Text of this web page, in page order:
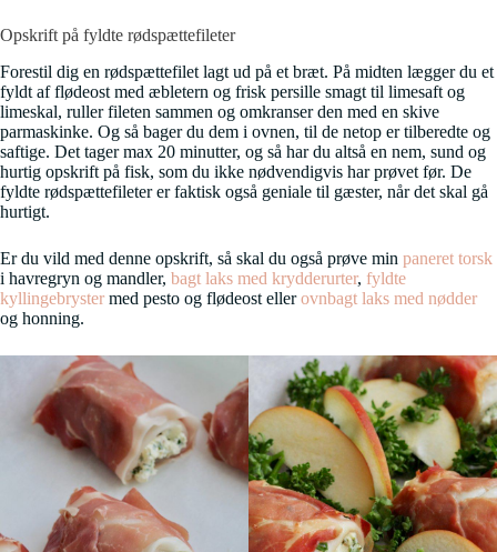
Opskrift på fyldte rødspættefileter
Forestil dig en rødspættefilet lagt ud på et bræt. På midten lægger du et
fyldt af flødeost med æbletern og frisk persille smagt til limesaft og
limeskal, ruller fileten sammen og omkranser den med en skive
parmaskinke. Og så bager du dem i ovnen, til de netop er tilberedte og
saftige. Det tager max 20 minutter, og så har du altså en nem, sund og
hurtig opskrift på fisk, som du ikke nødvendigvis har prøvet før. De
fyldte rødspættefileter er faktisk også geniale til gæster, når det skal gå
hurtigt.
Er du vild med denne opskrift, så skal du også prøve min paneret torsk
i havregryn og mandler, bagt laks med krydderurter, fyldte
kyllingebryster med pesto og flødeost ellerovnbagt laks med nødder
og honning.